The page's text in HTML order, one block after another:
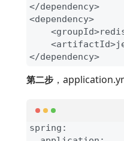
</dependency>
<dependency>
</dependency>
第二步 ，
spring: